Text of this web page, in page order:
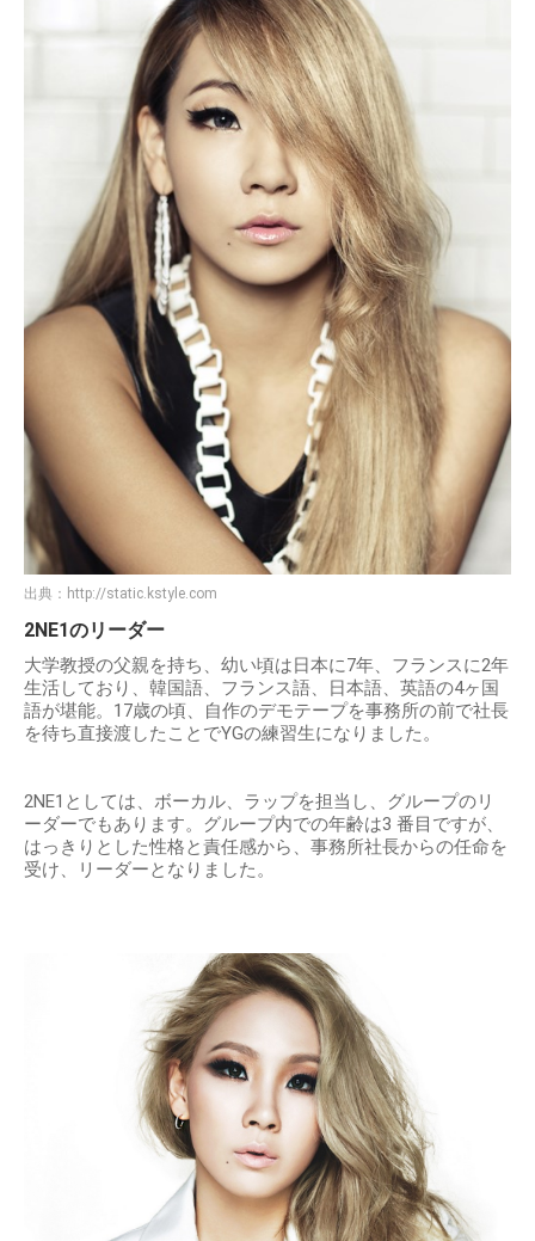
出典： http://static.kstyle.com
2NE1のリーダー
⼤学教授の⽗親を持ち、幼い頃は⽇本に7年、フランスに2年
⽣活しており、韓国語、フランス語、⽇本語、英語の4ヶ国
語が堪能。17歳の頃、⾃作のデモテープを事務所の前で社⻑
を待ち直接渡したことでYGの練習⽣になりました。
2NE1としては、ボーカル、ラップを担当し、グループのリ
ーダーでもあります。グループ内での年齢は3 番⽬ですが、
はっきりとした性格と責任感から、事務所社⻑からの任命を
受け、リーダーとなりました。